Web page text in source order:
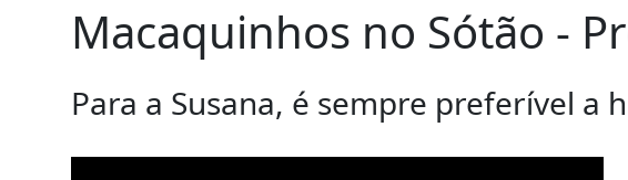
Macaquinhos no Sótão -
Para a Susana, é sempre preferível a